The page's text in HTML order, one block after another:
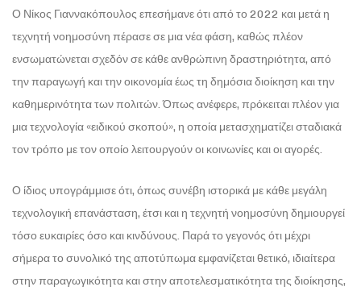
Ο Νίκος Γιαννακόπουλος επεσήμανε ότι από το 2022 και μετά η
τεχνητή νοημοσύνη πέρασε σε μια νέα φάση, καθώς πλέον
ενσωματώνεται σχεδόν σε κάθε ανθρώπινη δραστηριότητα, από
την παραγωγή και την οικονομία έως τη δημόσια διοίκηση και την
καθημερινότητα των πολιτών. Όπως ανέφερε, πρόκειται πλέον για
μια τεχνολογία «ειδικού σκοπού», η οποία μετασχηματίζει σταδιακά
τον τρόπο με τον οποίο λειτουργούν οι κοινωνίες και οι αγορές.
Ο ίδιος υπογράμμισε ότι, όπως συνέβη ιστορικά με κάθε μεγάλη
τεχνολογική επανάσταση, έτσι και η τεχνητή νοημοσύνη δημιουργεί
τόσο ευκαιρίες όσο και κινδύνους. Παρά το γεγονός ότι μέχρι
σήμερα το συνολικό της αποτύπωμα εμφανίζεται θετικό, ιδιαίτερα
στην παραγωγικότητα και στην αποτελεσματικότητα της διοίκησης,